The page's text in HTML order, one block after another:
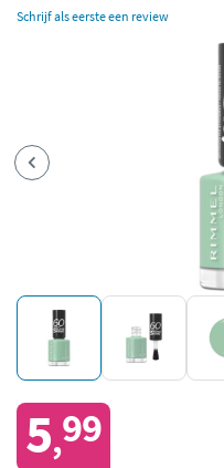
Schrijf als eerste een review
5,99